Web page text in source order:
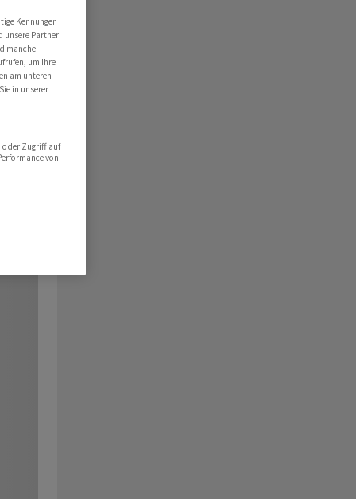
Kennungen
unsere Partner
manche
um Ihre
am unteren
in unserer
oder Zugriff auf
von